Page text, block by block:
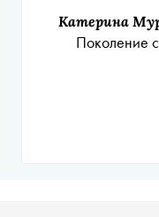
Катерина
Поколение